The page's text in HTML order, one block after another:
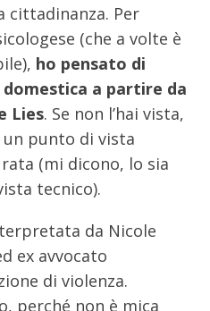
cittadinanza. Per
(che a volte è
ho pensato di
a partire da
Lies. Se non l’hai vista,
punto di vista
(mi dicono, lo sia
tecnico).
da Nicole
ex avvocato
di violenza.
perché non è mica